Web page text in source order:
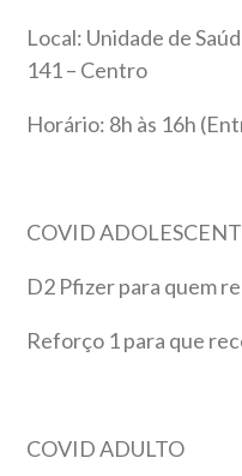
Local: Unidade de
141 – Centro
Horário: 8h às 16h
COVID
D2 Pfizer para quem
Reforço 1 para que
COVID ADULTO